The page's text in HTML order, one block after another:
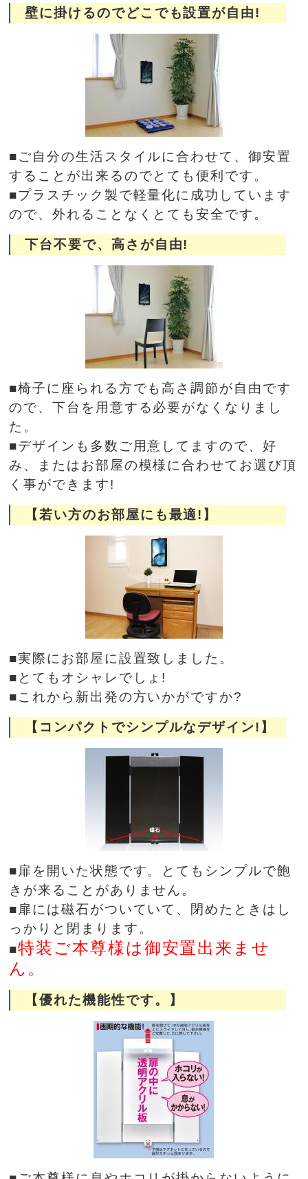
壁に掛けるのでどこでも設置が自由!
■ご自分の生活スタイルに合わせて、御安置
することが出来るのでとても便利です。
■プラスチック製で軽量化に成功しています
ので、外れることなくとても安全です。
下台不要で、高さが自由!
■椅子に座られる方でも高さ調節が自由です
ので、下台を用意する必要がなくなりまし
た。
■デザインも多数ご用意してますので、好
み、またはお部屋の模様に合わせてお選び頂
く事ができます!
【若い方のお部屋にも最適!】
■実際にお部屋に設置致しました。
■とてもオシャレでしょ!
■これから新出発の方いかがですか?
【コンパクトでシンプルなデザイン!】
■扉を開いた状態です。とてもシンプルで飽
きが来ることがありません。
■扉には磁石がついていて、閉めたときはし
っかりと閉まります。
■特装ご本尊様は御安置出来ませ
ん。
【優れた機能性です。】